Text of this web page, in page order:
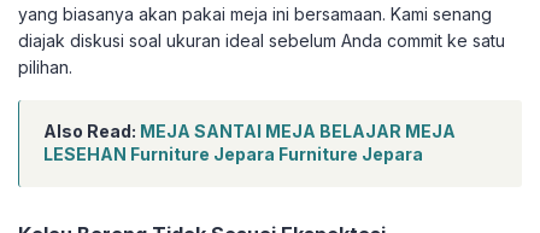
yang biasanya akan pakai meja ini bersamaan. Kami senang
diajak diskusi soal ukuran ideal sebelum Anda commit ke satu
pilihan.
Also Read: MEJA SANTAI MEJA BELAJAR MEJA
LESEHAN Furniture Jepara Furniture Jepara